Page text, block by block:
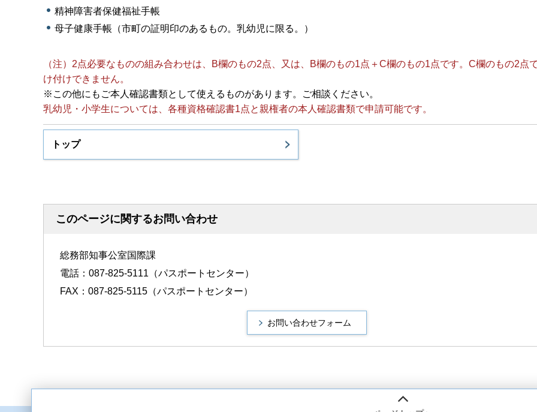
精神障害者保健福祉手帳
母子健康手帳（市町の証明印のあるもの。乳幼児に限る。）
（注）2点必要なものの組み合わせは、B欄のもの2点、又は、B欄のもの1点＋C欄のもの1点です。C欄のもの2点
け付けできません。
※この他にもご本人確認書類として使えるものがあります。ご相談ください。
乳幼児・小学生については、各種資格確認書1点と親権者の本人確認書類で申請可能です。
トップ
このページに関するお問い合わせ
総務部知事公室国際課
電話：087-825-5111（パスポートセンター）
FAX：087-825-5115（パスポートセンター）